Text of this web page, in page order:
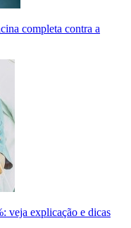
completa contra a
veja explicação e dicas